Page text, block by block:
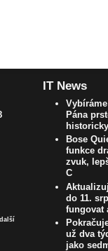
další
IT News
Pána
Bose
funkce
zvuk,
C
do 11.
fungovat
už dva
jako